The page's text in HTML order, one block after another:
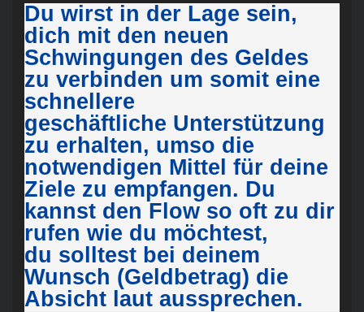
Du wirst in der Lage sein,
dich mit den neuen
Schwingungen des Geldes
zu verbinden um somit eine
schnellere
geschäftliche Unterstützung
zu erhalten, umso die
notwendigen Mittel für deine
Ziele zu empfangen. Du
kannst den Flow so oft zu dir
rufen wie du möchtest,
du solltest bei deinem
Wunsch (Geldbetrag) die
Absicht laut aussprechen.